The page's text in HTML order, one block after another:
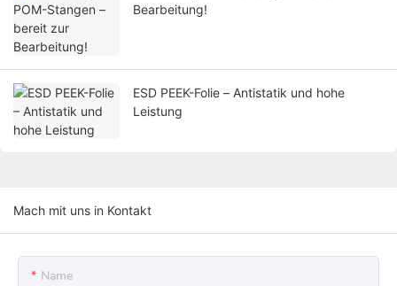
Bearbeitung!
ESD PEEK-Folie – Antistatik und hohe
Leistung
Mach mit uns in Kontakt
Name